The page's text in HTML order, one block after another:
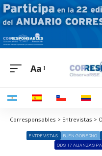
Aa
ENTREVISTAS BUEN GOBIERNO
ODS 17 ALIANZAS